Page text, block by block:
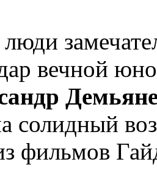
вечной
солидный
фильмов